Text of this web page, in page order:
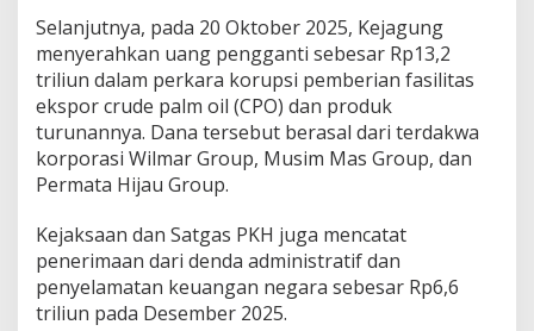
Selanjutnya, pada 20 Oktober 2025, Kejagung
menyerahkan uang pengganti sebesar Rp13,2
triliun dalam perkara korupsi pemberian fasilitas
ekspor crude palm oil (CPO) dan produk
turunannya. Dana tersebut berasal dari terdakwa
korporasi Wilmar Group, Musim Mas Group, dan
Permata Hijau Group.
Kejaksaan dan Satgas PKH juga mencatat
penerimaan dari denda administratif dan
penyelamatan keuangan negara sebesar Rp6,6
triliun pada Desember 2025.